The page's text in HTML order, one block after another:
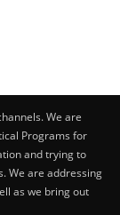
We are
Programs for
and trying to
We are addressing
as we bring out